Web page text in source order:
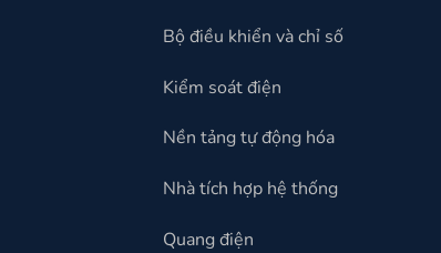
Bộ điều khiển và chỉ số
Kiểm soát điện
Nền tảng tự động hóa
Nhà tích hợp hệ thống
Quang điện